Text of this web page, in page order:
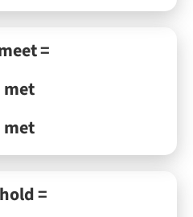
=
met
met
=